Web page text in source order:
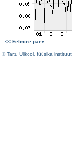
<< Eelmine päev
©Tartu Ülikool füüsika instituut